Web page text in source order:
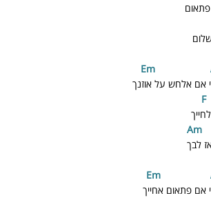
m
אם אלחש על אוזנך
F
m
לבך
m
אם פתאום אחייך